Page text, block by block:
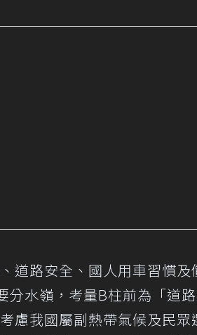
道路安全、國人用車習慣
分水嶺，考量B柱前為「道
慮我國屬副熱帶氣候及民